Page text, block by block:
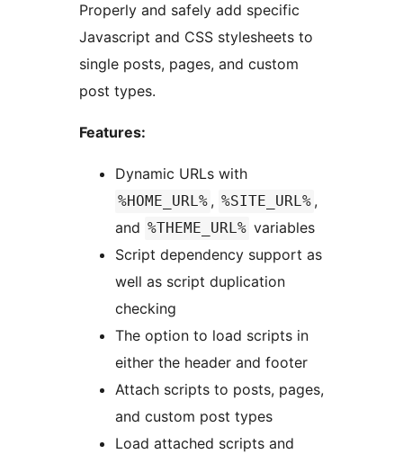
Properly and safely add specific
Javascript and CSS stylesheets to
single posts, pages, and custom
post types.
Features:
Dynamic URLs with
%HOME_URL% , %SITE_URL% ,
and %THEME_URL% variables
Script dependency support as
well as script duplication
checking
The option to load scripts in
either the header and footer
Attach scripts to posts, pages,
and custom post types
Load attached scripts and